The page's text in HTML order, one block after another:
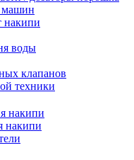
машин
накипи
воды
клапанов
техники
накипи
накипи